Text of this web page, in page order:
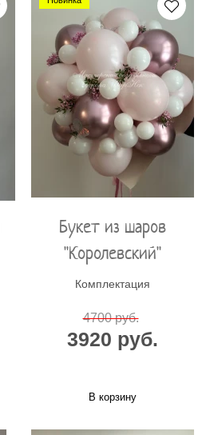
Букет из шаров
"Королевский"
Комплектация
4700 руб.
3920 руб.
В корзину